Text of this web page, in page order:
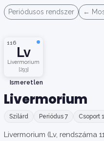
Periódusos rendszer ←
116
Lv
Livermorium
[293]
Ismeretlen
Livermorium
Szilárd Periódus 7 Csoport
Livermorium (Lv, rendszáma